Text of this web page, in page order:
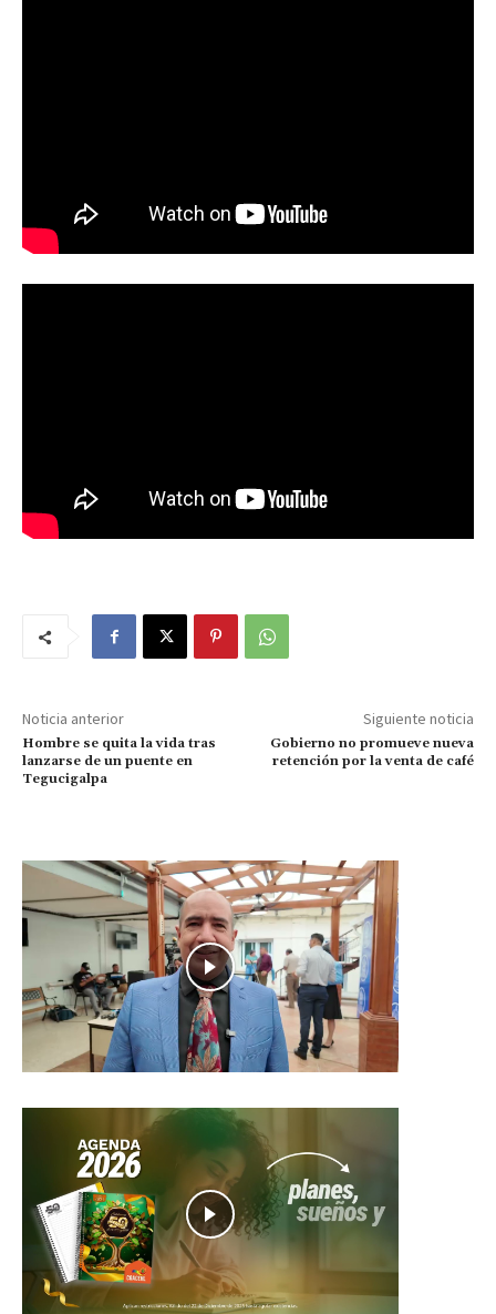
Noticia anterior
Hombre se quita la vida tras
lanzarse de un puente en
Tegucigalpa
Siguiente noticia
Gobierno no promueve nueva
retención por la venta de café